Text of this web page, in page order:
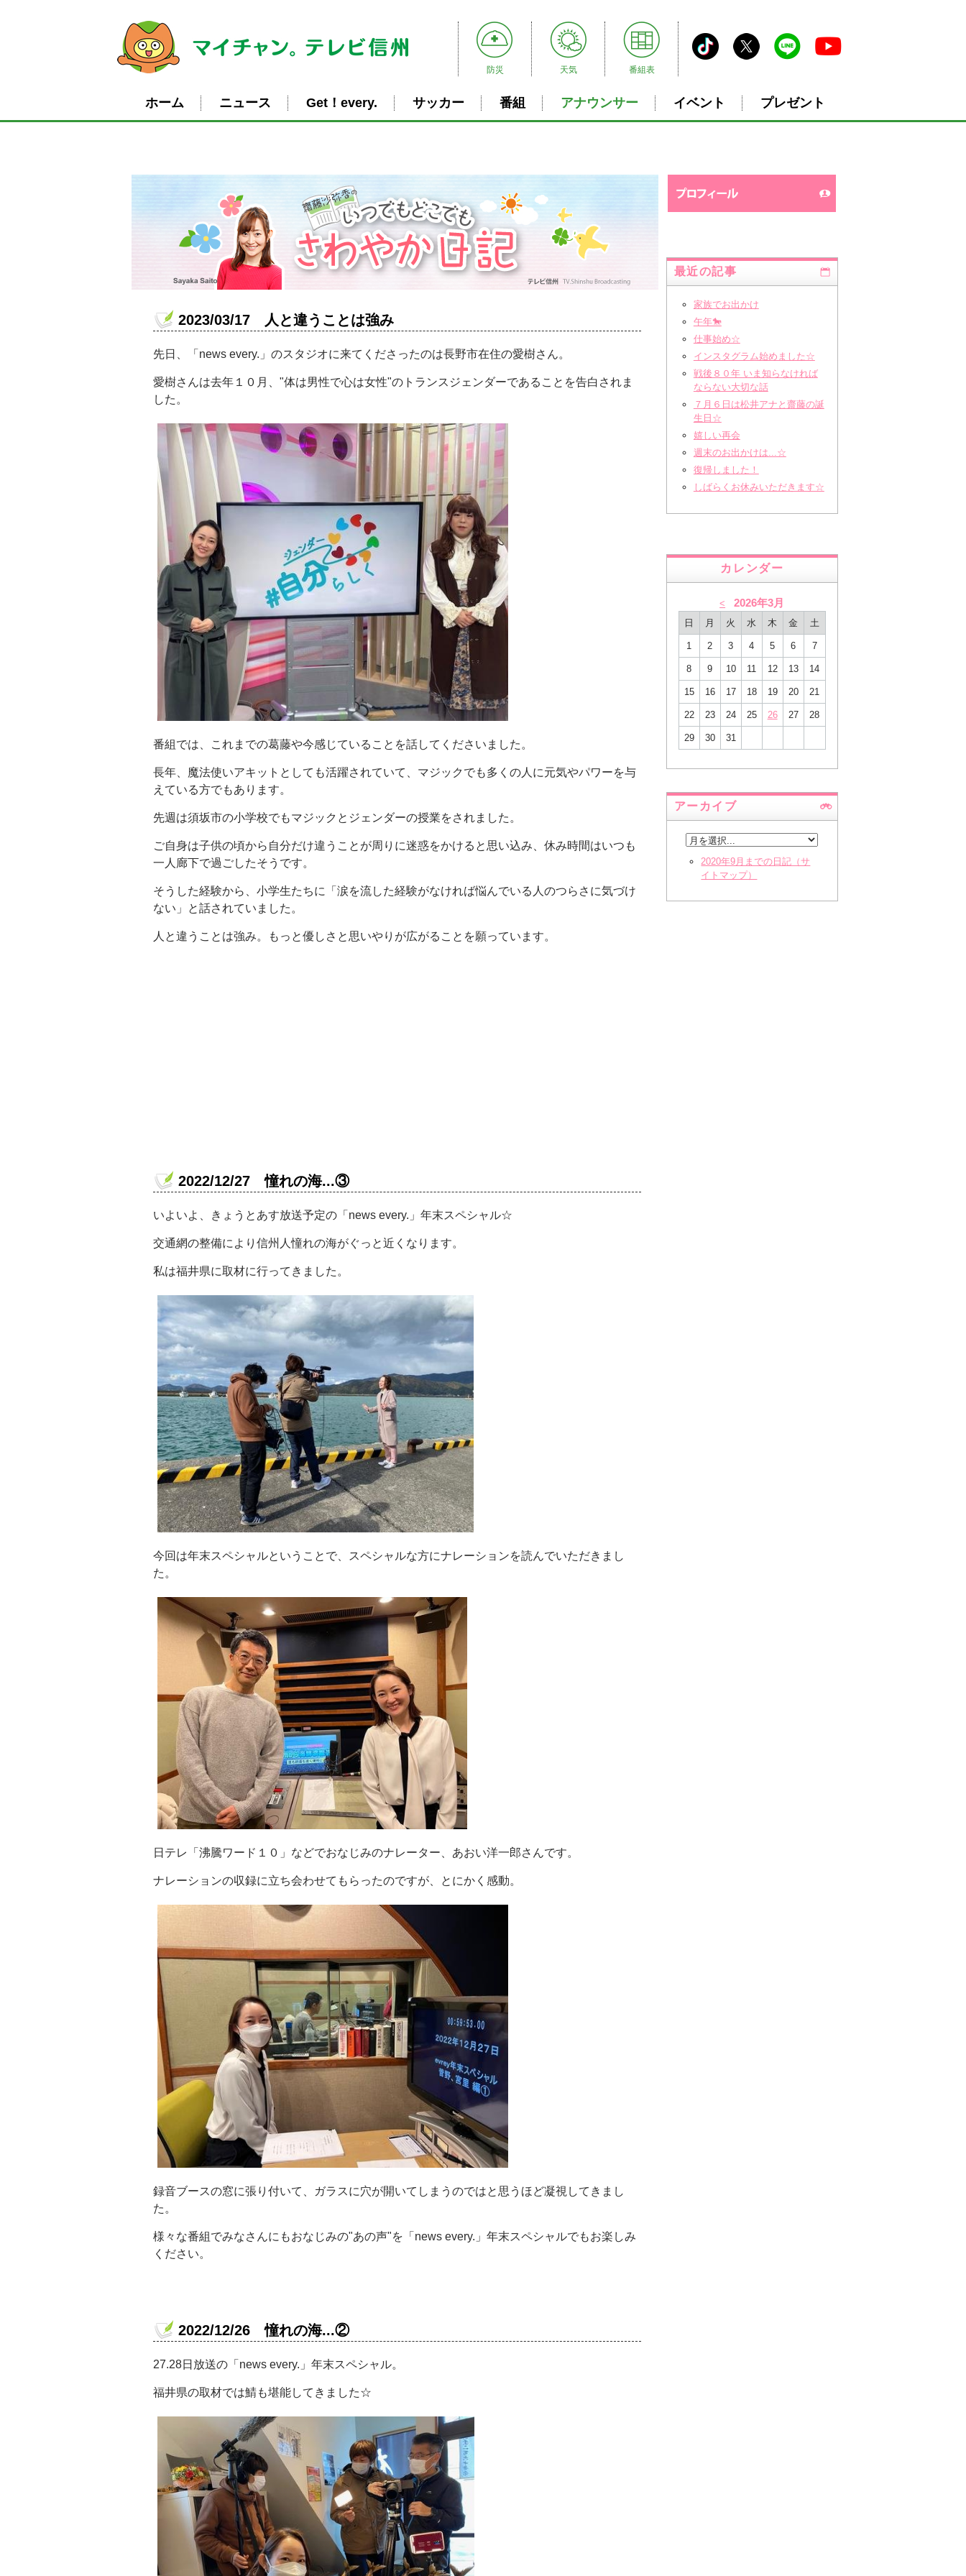
防災 天気 番組表
ホーム ニュース Get！every. サッカー 番組 アナウンサー イベント プレゼント
2023/03/17 人と違うことは強み
先日、「news every.」のスタジオに来てくださったのは長野市在住の愛樹さん。
愛樹さんは去年１０月、"体は男性で心は女性"のトランスジェンダーであることを告白されま
した。
番組では、これまでの葛藤や今感じていることを話してくださいました。
長年、魔法使いアキットとしても活躍されていて、マジックでも多くの人に元気やパワーを与
えている方でもあります。
先週は須坂市の小学校でもマジックとジェンダーの授業をされました。
ご自身は子供の頃から自分だけ違うことが周りに迷惑をかけると思い込み、休み時間はいつも
一人廊下で過ごしたそうです。
そうした経験から、小学生たちに「涙を流した経験がなければ悩んでいる人のつらさに気づけ
ない」と話されていました。
人と違うことは強み。もっと優しさと思いやりが広がることを願っています。
2022/12/27 憧れの海...③
いよいよ、きょうとあす放送予定の「news every.」年末スペシャル☆
交通網の整備により信州人憧れの海がぐっと近くなります。
私は福井県に取材に行ってきました。
今回は年末スペシャルということで、スペシャルな方にナレーションを読んでいただきまし
た。
日テレ「沸騰ワード１０」などでおなじみのナレーター、あおい洋一郎さんです。
ナレーションの収録に立ち会わせてもらったのですが、とにかく感動。
録音ブースの窓に張り付いて、ガラスに穴が開いてしまうのではと思うほど凝視してきまし
た。
様々な番組でみなさんにもおなじみの"あの声"を「news every.」年末スペシャルでもお楽しみ
ください。
2022/12/26 憧れの海...②
27.28日放送の「news every.」年末スペシャル。
福井県の取材では鯖も堪能してきました☆
最近の記事
家族でお出かけ
午年🐎
仕事始め☆
インスタグラム始めました☆
戦後８０年 いま知らなければ
ならない大切な話
７月６日は松井アナと齋藤の誕
生日☆
嬉しい再会
週末のお出かけは...☆
復帰しました！
しばらくお休みいただきます☆
カレンダー
< 2026年3月
日 月 火 水 木 金 土
1 2 3 4 5 6 7
8 9 10 11 12 13 14
15 16 17 18 19 20 21
22 23 24 25 26 27 28
29 30 31
アーカイブ
2020年9月までの日記（サ
イトマップ）